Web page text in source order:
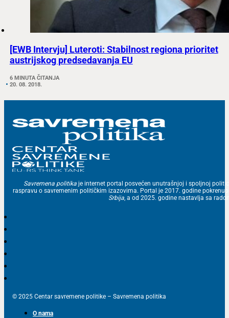
[EWB Intervju] Luteroti: Stabilnost regiona prioritet
austrijskog predsedavanja EU
6 MINUTA ČITANJA
20. 08. 2018.
Savremena politika je internet portal posvećen unutrašnjoj i spoljnoj
raspravu o savremenim političkim izazovima. Portal je 2017. godine
Srbija, a od 2025. godine nastavlja sa
© 2025 Centar savremene politike – Savremena politika
O nama